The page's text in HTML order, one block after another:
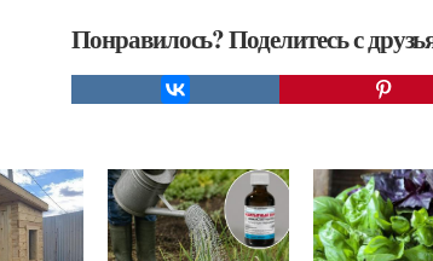
Понравилось? Поделитесь с